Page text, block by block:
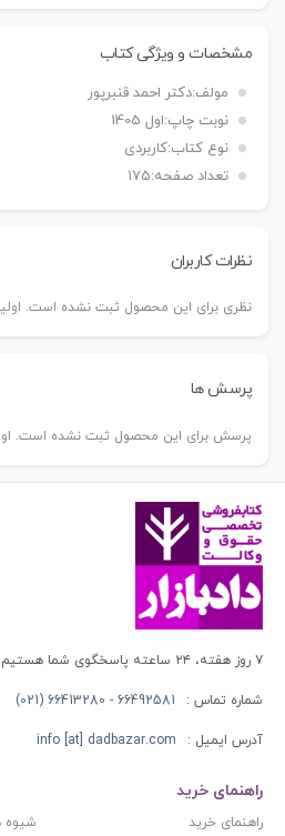
اصول
حکمرانی
خوب
عدد
مشخصات و ویژگی کتاب
مولف:دکتر احمد قنبرپور
نوبت چاپ:اول 1405
نوع کتاب:کاربردی
تعداد صفحه:175
نظرات کاربران
نظری برای این محصول ثبت نشده است.
پرسش ها
پرسش برای این محصول ثبت نشده است.
۷ روز هفته، ۲۴ ساعته پاسخگوی شما هستیم
شماره تماس : 66492581 - 66413280 (021)
آدرس ایمیل : info [at] dadbazar.com
راهنمای خرید
راهنمای خرید
شیوه